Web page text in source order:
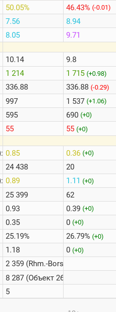
50.05%
7.56
8.05
10.14
1 214
336.88
997
595
55
0.85
24 438
0.89
25 399
0.93
0.35
25.19%
1.18
2 359 (Rhm.-Borsig
8 287 (Объект 268 Вариант 5)
5
46.43% (-0.01)
8.94
9.71
9.8
1 715 (+0.98)
336.88 (-0.29)
1 537 (+1.06)
690 (+0)
55 (+0)
0.36 (+0)
20
1.11 (+0)
62
0.39 (+0)
0 (+0)
26.79% (+0)
0 (+0)